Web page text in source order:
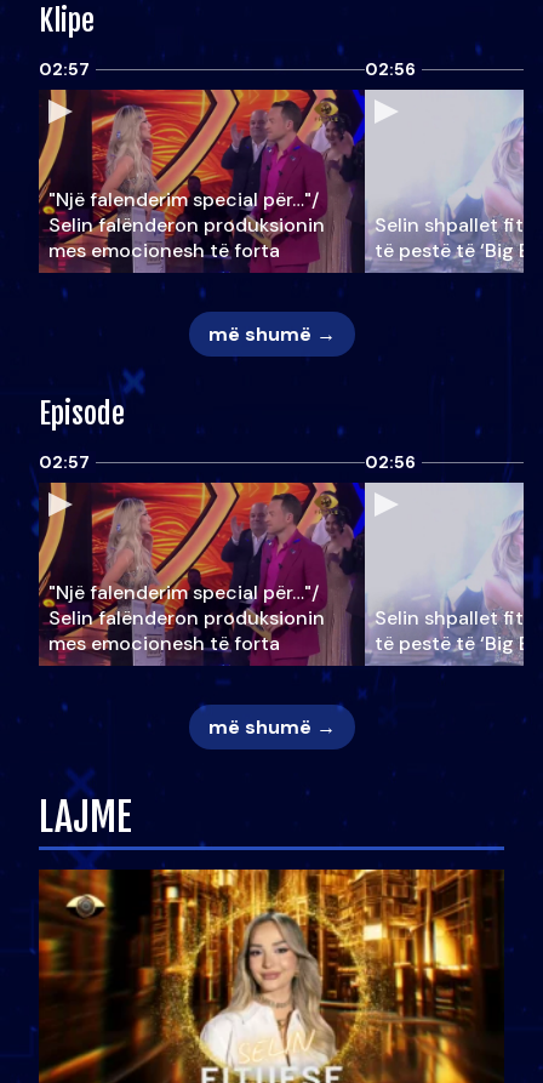
Klipe
02:57
"Një falenderim special për…"/
Selin falënderon produksionin
mes emocionesh të forta
02:56
Selin shpallet
të pestë të ‘Big
më shumë →
Episode
02:57
"Një falenderim special për…"/
Selin falënderon produksionin
mes emocionesh të forta
02:56
Selin shpallet
të pestë të ‘Big
më shumë →
LAJME